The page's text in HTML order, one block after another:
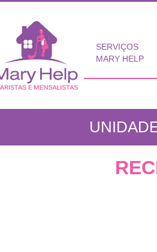
SERVIÇOS
MARY HELP